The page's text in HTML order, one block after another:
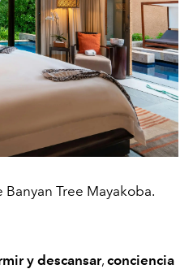
Tree Mayakoba.
y descansar, conciencia